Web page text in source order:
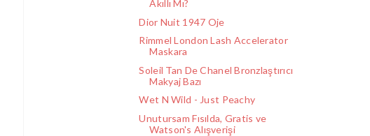
Akıllı Mı?
Dior Nuit 1947 Oje
Rimmel London Lash Accelerator
Maskara
Soleil Tan De Chanel Bronzlaştırıcı
Makyaj Bazı
Wet N Wild - Just Peachy
Unutursam Fısılda, Gratis ve
Watson's Alışverişi